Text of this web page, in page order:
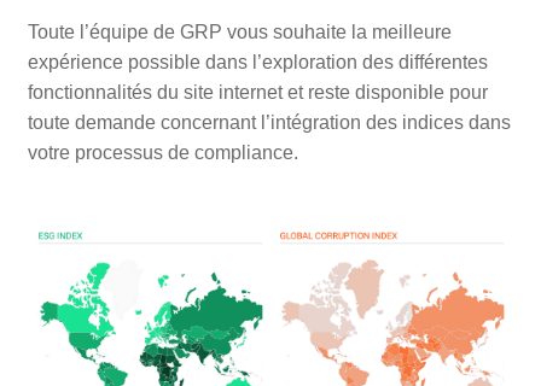
Toute l’équipe de GRP vous souhaite la meilleure
expérience possible dans l’exploration des différentes
fonctionnalités du site internet et reste disponible pour
toute demande concernant l’intégration des indices dans
votre processus de compliance.